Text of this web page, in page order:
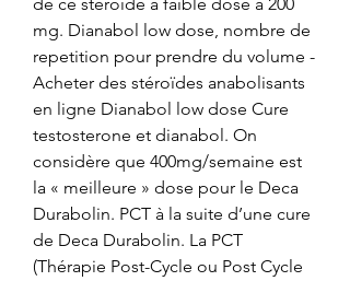
mg. Dianabol low dose, nombre de
repetition pour prendre du volume -
Acheter des stéroïdes anabolisants
en ligne Dianabol low dose Cure
testosterone et dianabol. On
considère que 400mg/semaine est
la « meilleure » dose pour le Deca
Durabolin. PCT à la suite d’une cure
de Deca Durabolin. La PCT
(Thérapie Post-Cycle ou Post Cycle